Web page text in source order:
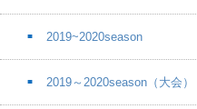
2019~2020season
2019～2020season（大会）